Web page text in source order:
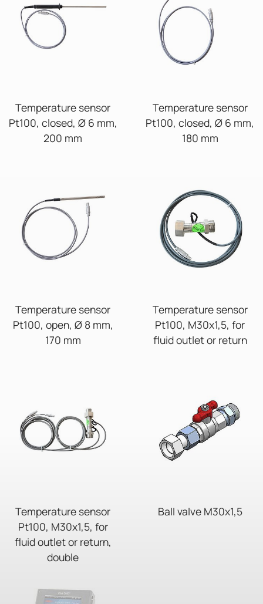
Temperature sensor
Pt100, closed, Ø 6 mm,
200 mm
Temperature sensor
Pt100, closed, Ø 6 mm,
180 mm
Temperature sensor
Pt100, open, Ø 8 mm,
170 mm
Temperature sensor
Pt100, M30x1,5, for
fluid outlet or return
Temperature sensor
Pt100, M30x1,5, for
fluid outlet or return,
double
Ball valve M30x1,5